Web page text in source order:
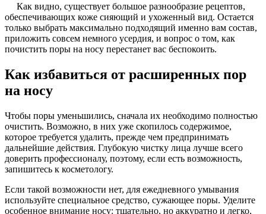
Как видно, существует большое разнообразие рецептов,
обеспечивающих коже сияющий и ухоженный вид. Остается
только выбрать максимально подходящий именно вам состав,
приложить совсем немного усердия, и вопрос о том, как
почистить поры на носу перестанет вас беспокоить.
Как избавиться от расширенных пор
на носу
Чтобы поры уменьшились, сначала их необходимо полностью
очистить. Возможно, в них уже скопилось содержимое,
которое требуется удалить, прежде чем предпринимать
дальнейшие действия. Глубокую чистку лица лучше всего
доверить профессионалу, поэтому, если есть возможность,
запишитесь к косметологу.
Если такой возможности нет, для ежедневного умывания
используйте специальное средство, сужающее поры. Уделите
особенное внимание носу: тщательно, но аккуратно и легко,